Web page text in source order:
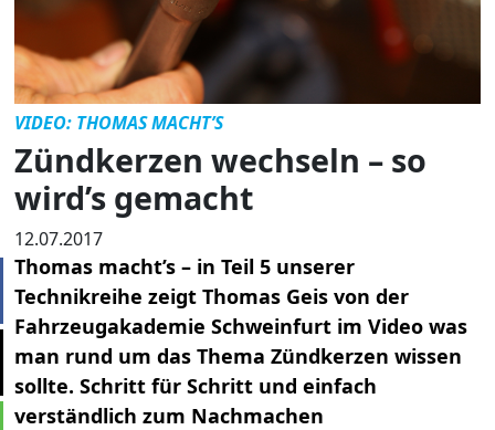
VIDEO: THOMAS MACHT’S
Zündkerzen wechseln – so
wird’s gemacht
12.07.2017
Thomas macht’s – in Teil 5 unserer
Technikreihe zeigt Thomas Geis von der
Fahrzeugakademie Schweinfurt im Video was
man rund um das Thema Zündkerzen wissen
sollte. Schritt für Schritt und einfach
verständlich zum Nachmachen